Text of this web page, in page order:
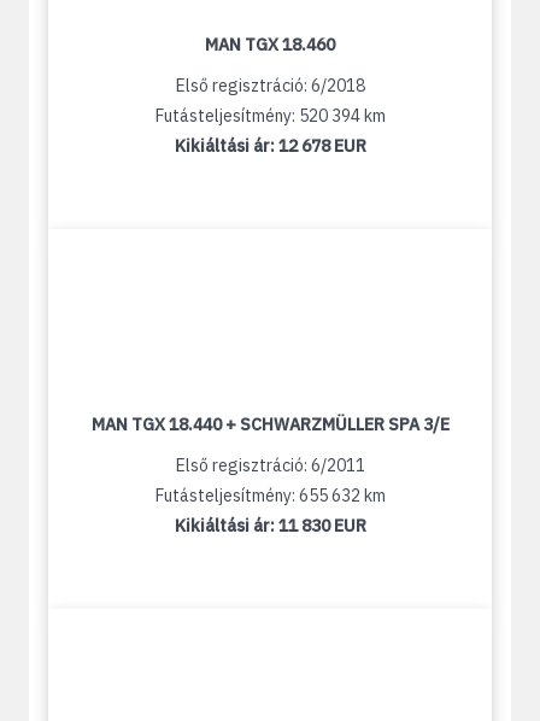
MAN TGX 18.460
Első regisztráció: 6/2018
Futásteljesítmény: 520 394 km
Kikiáltási ár:12 678 EUR
MAN TGX 18.440 + SCHWARZMÜLLER SPA 3/E
Első regisztráció: 6/2011
Futásteljesítmény: 655 632 km
Kikiáltási ár:11 830 EUR